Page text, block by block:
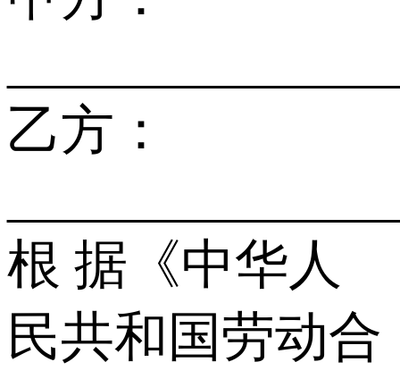
乙方：
根 据《中华人
民共和国劳动合